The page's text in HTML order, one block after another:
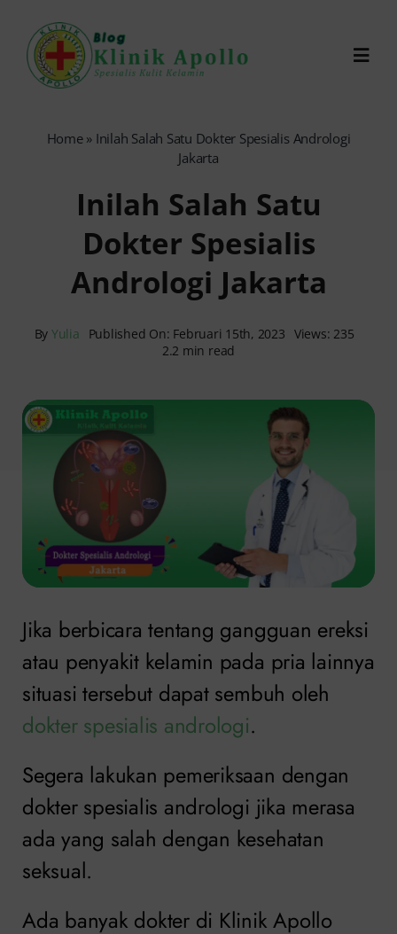
content
Reservasi Online
Home» Inilah Salah Satu Dokter Spesialis Andrologi
Jakarta
Inilah Salah Satu
Dokter Spesialis
Andrologi Jakarta
By Yulia Published On: Februari 15th, 2023 Views: 235
2.2 min read
Jika berbicara tentang gangguan ereksi
atau penyakit kelamin pada pria lainnya
situasi tersebut dapat sembuh oleh
dokter spesialis andrologi.
Segera lakukan pemeriksaan dengan
dokter spesialis andrologi jika merasa
ada yang salah dengan kesehatan
seksual.
Ada banyak dokter di Klinik Apollo